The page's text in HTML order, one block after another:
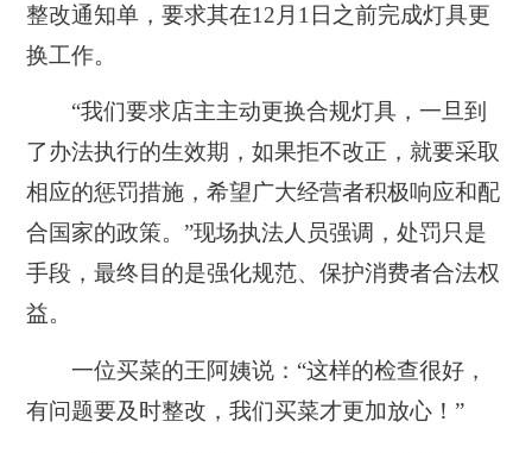
整改通知单，要求其在12月1日之前完成灯具更
换工作。
“我们要求店主主动更换合规灯具，一旦到
了办法执行的生效期，如果拒不改正，就要采取
相应的惩罚措施，希望广大经营者积极响应和配
合国家的政策。”现场执法人员强调，处罚只是
手段，最终目的是强化规范、保护消费者合法权
益。
一位买菜的王阿姨说：“这样的检查很好，
有问题要及时整改，我们买菜才更加放心！”